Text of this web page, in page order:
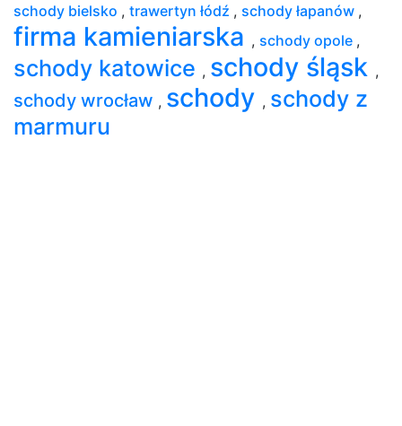
schody bielsko , trawertyn łódź , schody łapanów ,
firma kamieniarska , schody opole ,
schody katowice , schody śląsk ,
schody wrocław , schody , schody z
marmuru